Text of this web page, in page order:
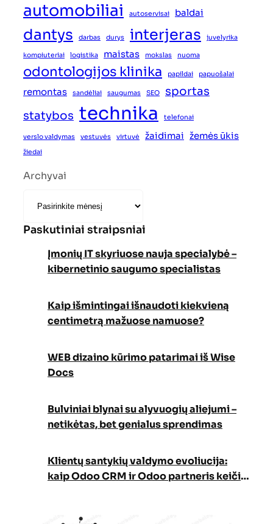
automobiliai autoservisai baldai
dantys darbas durys interjeras juvelyrika
kompiuteriai logistika maistas mokslas nuoma
odontologijos klinika papildai papuošalai
remontas sandėliai saugumas SEO
sportas
statybos technika telefonai
verslo valdymas vestuvės virtuvė žaidimai žemės ūkis
žiedai
Archyvai
Paskutiniai straipsniai
Įmonių IT skyriuose nauja specialybė –
kibernetinio saugumo specialistas
Kaip išmintingai išnaudoti kiekvieną
centimetrą mažuose namuose?
WEB dizaino kūrimo patarimai iš Wise
Docs
Bulviniai blynai su alyvuogių aliejumi –
netikėtas, bet genialus sprendimas
Klientų santykių valdymo evoliucija:
kaip Odoo CRM ir Odoo partneris keičia